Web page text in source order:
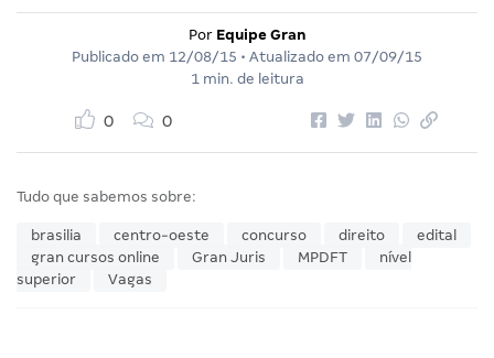
Por Equipe Gran
Publicado em 12/08/15 • Atualizado em 07/09/15
1 min. de leitura
0 0
Tudo que sabemos sobre:
brasilia centro-oeste concurso direito
edital
gran cursos online
Gran Juris MPDFT
nível
superior
Vagas